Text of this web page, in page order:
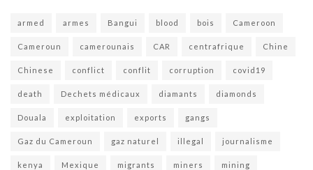
armed armes Bangui blood bois Cameroon
Cameroun camerounais CAR centrafrique Chine
Chinese conflict conflit corruption covid19
death Dechets médicaux diamants diamonds
Douala exploitation exports gangs
Gaz du Cameroun gaz naturel illegal journalisme
kenya Mexique migrants miners mining